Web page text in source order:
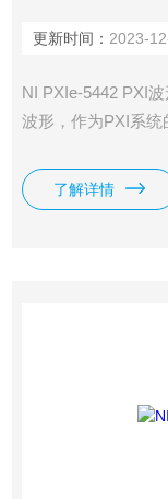
更新时间： 2023-
NI PXIe-5442 PXI
波​形，​作​为​PXI​系​统​
了解详情